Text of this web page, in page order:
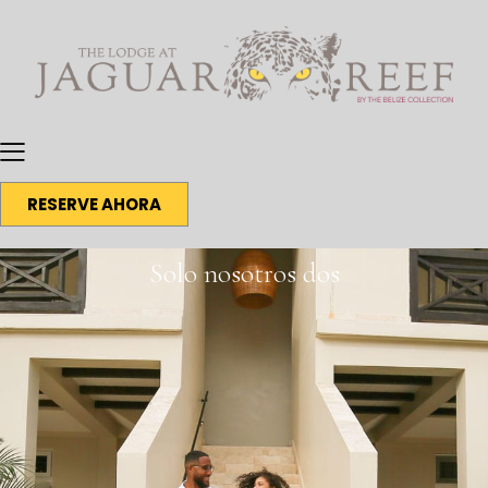
RESERVE AHORA
Solo nosotros dos